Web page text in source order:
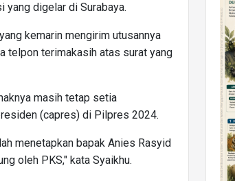
yang digelar di Surabaya.
kemarin mengirim utusannya
telpon terimakasih atas surat yang
masih tetap setia
(capres) di Pilpres 2024.
menetapkan bapak Anies Rasyid
oleh PKS," kata Syaikhu.